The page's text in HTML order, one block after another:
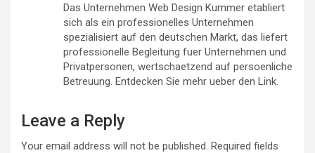
Das Unternehmen Web Design Kummer etabliert
sich als ein professionelles Unternehmen
spezialisiert auf den deutschen Markt, das liefert
professionelle Begleitung fuer Unternehmen und
Privatpersonen, wertschaetzend auf persoenliche
Betreuung. Entdecken Sie mehr ueber den Link.
Leave a Reply
Your email address will not be published. Required fields